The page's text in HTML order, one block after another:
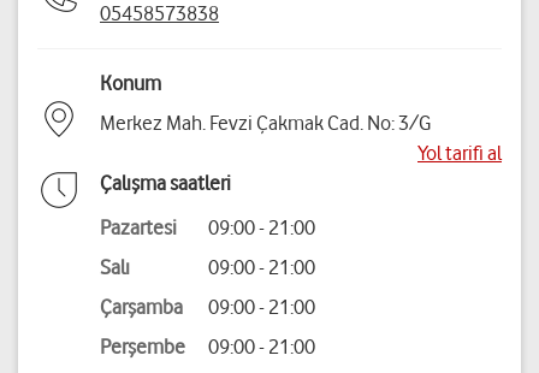
05458573838
Konum
Merkez Mah. Fevzi Çakmak Cad. No: 3/G
Yol tarifi al
Çalışma saatleri
Pazartesi
09:00 - 21:00
Salı
09:00 - 21:00
Çarşamba
09:00 - 21:00
Perşembe
09:00 - 21:00